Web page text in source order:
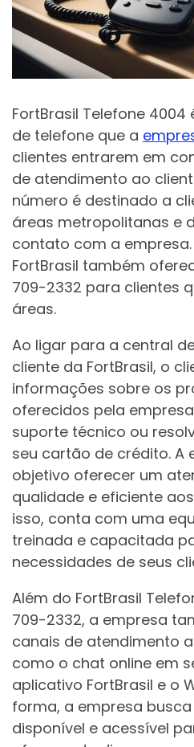
FortBrasil Telefone
de telefone que a
clientes entrarem em
de atendimento ao
número é destinado a
áreas metropolitanas e
contato com a empresa.
FortBrasil também
709-2332 para clientes
áreas.
Ao ligar para a central
cliente da FortBrasil, o
informações sobre os
oferecidos pela
suporte técnico ou
seu cartão de crédito. A
objetivo oferecer um
qualidade e eficiente
isso, conta com uma
treinada e capacitada
necessidades de seus
Além do FortBrasil
709-2332, a empresa
canais de atendimento
como o chat online em
aplicativo FortBrasil e o
forma, a empresa
disponível e acessível